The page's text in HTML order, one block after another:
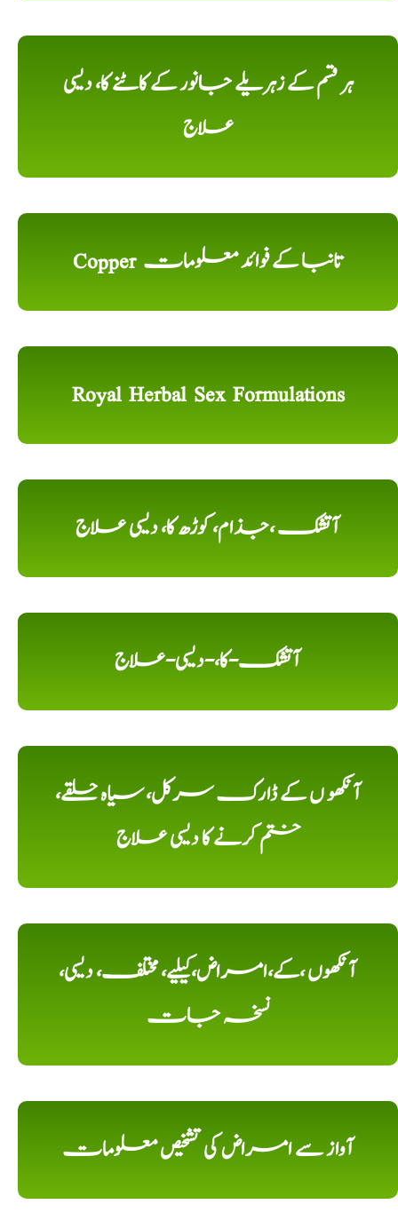
ہر قسم کے زہریلے جانور کے کاٹنے کا، دیسی
علاج
Copper تانبا کے فوائد معلومات
Royal Herbal Sex Formulations
آتشک ،جذام، کوڑھ کا، دیسی علاج
آتشک-کا،-دیسی-علاج
آنکھو ں کے ڈارک سرکل، سیاہ حلقے،
ختم کرنے کا دیسی علاج
آنکھوں ،کے،امراض،کیلیے، مختلف، دیسی،
نسخہ جات
آواز سے امراض کی تشخیص معلومات